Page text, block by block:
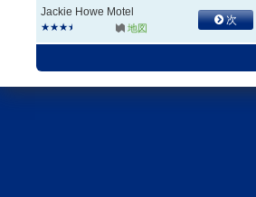
Jackie Howe Motel
地図
次